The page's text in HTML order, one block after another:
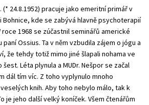
(* 24.8.1952) pracuje jako emeritní primář v
kde se zabývá hlavně psychoterapií
roce 1968 se zúčastnil seminářů americké
Ossius. Ta v něm vzbudila zájem o jógu a
že tehdy totiž mimo jiné šlapali nohama ve
Léta plynula a MUDr. Nešpor se začal
dál tím víc. Z toho vyplynulo mnoho
knih. Aby toho nebylo málo, tak k
je jeho další velký koníček. Všem čtenářům